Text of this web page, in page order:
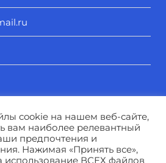
персональных данных
cookie на нашем веб-сайте,
вам наиболее релевантный
предпочтения и
Нажимая «Принять все»,
использование ВСЕХ файлов